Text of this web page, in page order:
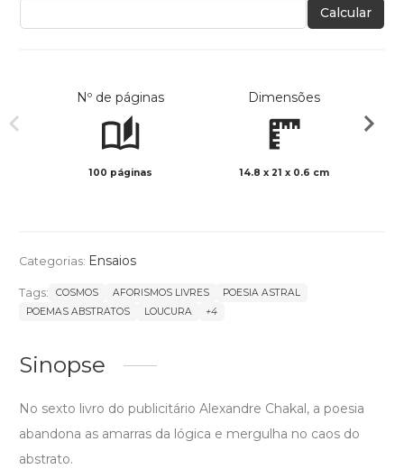
Calcular
Nº de páginas
100 páginas
Dimensões
14.8 x 21 x 0.6 cm
Categorias: Ensaios
Tags: COSMOS AFORISMOS LIVRES
POESIA ASTRAL
POEMAS ABSTRATOS
LOUCURA +4
Sinopse
No sexto livro do publicitário Alexandre Chakal, a poesia
abandona as amarras da lógica e mergulha no caos do
abstrato.